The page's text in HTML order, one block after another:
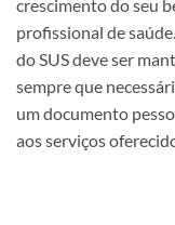
crescimento do seu
profissional de
do SUS deve ser
sempre que
um documento
aos serviços